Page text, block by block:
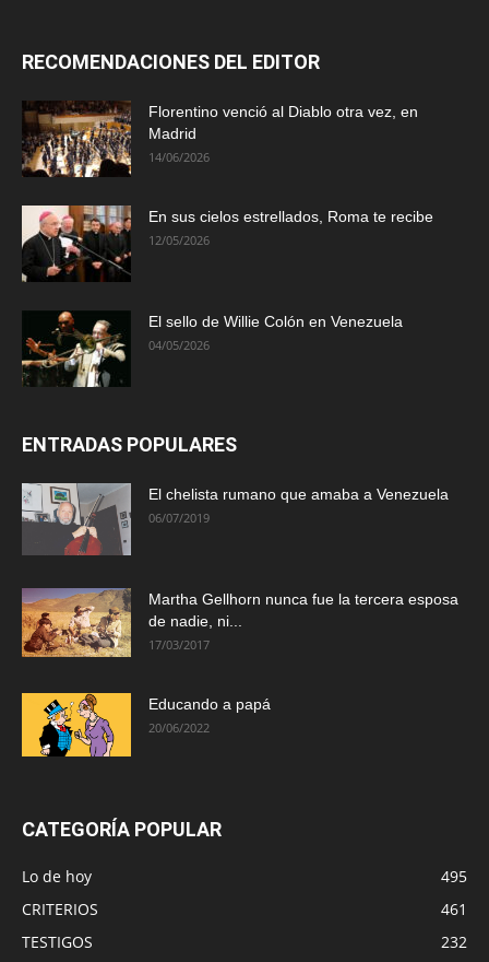
RECOMENDACIONES DEL EDITOR
Florentino venció al Diablo otra vez, en
Madrid
14/06/2026
En sus cielos estrellados, Roma te recibe
12/05/2026
El sello de Willie Colón en Venezuela
04/05/2026
ENTRADAS POPULARES
El chelista rumano que amaba a Venezuela
06/07/2019
Martha Gellhorn nunca fue la tercera esposa
de nadie, ni...
17/03/2017
Educando a papá
20/06/2022
CATEGORÍA POPULAR
Lo de hoy
495
CRITERIOS
461
TESTIGOS
232